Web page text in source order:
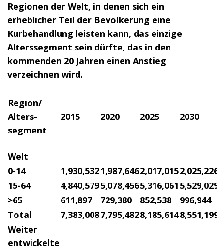
Regionen der Welt, in denen sich ein
erheblicher Teil der Bevölkerung eine
Kurbehandlung leisten kann, das einzige
Alterssegment sein dürfte, das in den
kommenden 20 Jahren einen Anstieg
verzeichnen wird.
Region/
Alters-
segment
2015 2020 2025 2030
Welt
0-14
1,930,5321,987,6462,017,015
15-64
4,840,5795,078,4565,316,061
>65 611,897 729,380 852,538
996,944
Total
7,383,0087,795,4828,185,614
Weiter
entwickelte